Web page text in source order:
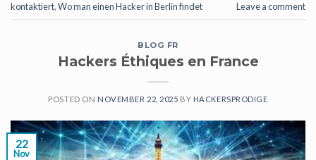
kontaktiert,Wo man einen Hacker in Berlin findet Leave a comment
BLOG FR
Hackers Éthiques en France
POSTED ON NOVEMBER 22, 2025 BY HACKERSPRODIGE
22
Nov